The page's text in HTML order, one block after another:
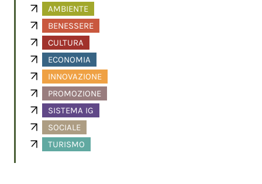
AMBIENTE
BENESSERE
CULTURA
ECONOMIA
INNOVAZIONE
PROMOZIONE
SISTEMA IG
SOCIALE
TURISMO